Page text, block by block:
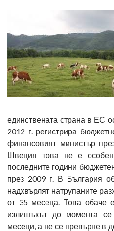
единствената страна в ЕС
2012 г. регистрира
финансовият министър
Швеция това не е
последните години
през 2009 г. В България
надхвърлят натрупаните
от 35 месеца. Това обаче
излишъкът до момента
месеци, а не се превърне в